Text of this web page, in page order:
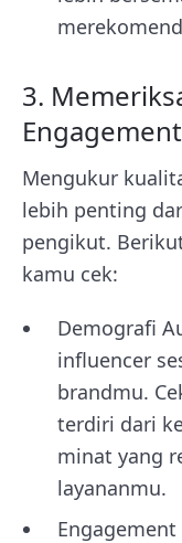
3.
Mengukur
lebih penting
pengikut.
kamu cek:
Demografi
influencer
brandmu.
terdiri dari
minat yang
layananmu.